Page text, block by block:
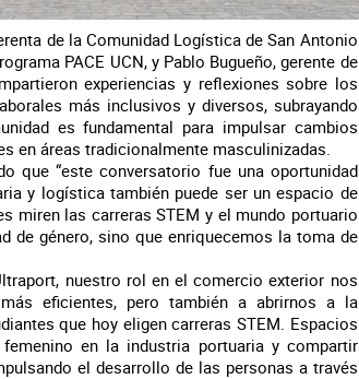
de la Comunidad Logística de San Antonio
PACE UCN, y Pablo Bugueño, gerente de
experiencias y reflexiones sobre los
más inclusivos y diversos, subrayando
es fundamental para impulsar cambios
en áreas tradicionalmente masculinizadas.
que “este conversatorio fue una oportunidad
y logística también puede ser un espacio de
miren las carreras STEM y el mundo portuario
de género, sino que enriquecemos la toma de
nuestro rol en el comercio exterior nos
eficientes, pero también a abrirnos a la
que hoy eligen carreras STEM. Espacios
en la industria portuaria y compartir
el desarrollo de las personas a través